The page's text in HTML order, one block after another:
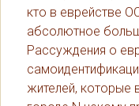
кто в еврействе
абсолютное
Рассуждения о
жителей, которые